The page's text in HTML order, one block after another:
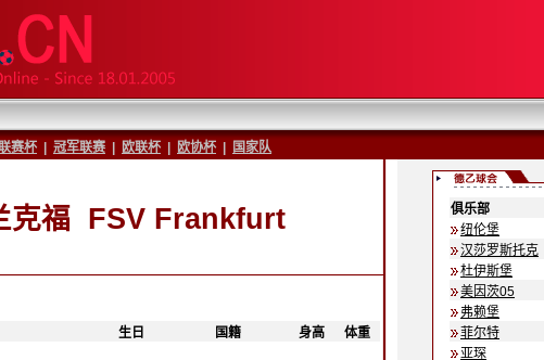
赛杯 冠军联赛 欧联杯 欧协杯 国家队
克福 FSV Frankfurt
生日 国籍 身高 体重
俱乐部
纽伦堡
汉莎罗斯托克
杜伊斯堡
美因茨05
弗赖堡
菲尔特
亚琛